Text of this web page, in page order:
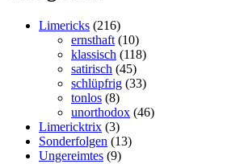
Limericks (216)
ernsthaft (10)
klassisch (118)
satirisch (45)
schlüpfrig (33)
tonlos (8)
unorthodox (46)
Limericktrix (3)
Sonderfolgen (13)
Ungereimtes (9)